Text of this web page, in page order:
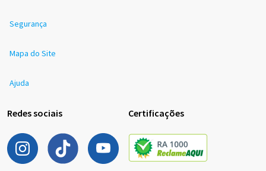
Segurança
Mapa do Site
Ajuda
Redes sociais Certificações